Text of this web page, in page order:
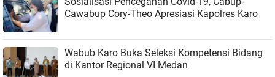
Cawabup Cory-Theo Apresiasi Kapolres Karo
Wabub Karo Buka Seleksi Kompetensi Bidang
di Kantor Regional VI Medan